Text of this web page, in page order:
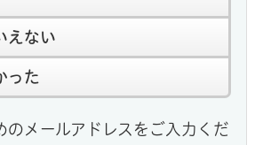
えない
った
のメールアドレスをご入力くだ